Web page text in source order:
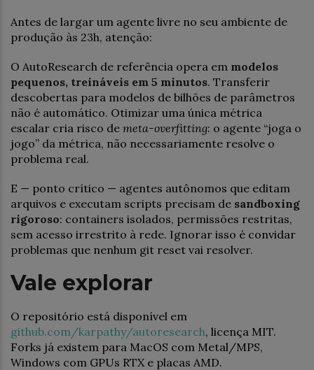
Antes de largar um agente livre no seu ambiente de
produção às 23h, atenção:
O AutoResearch de referência opera em modelos
pequenos, treináveis em 5 minutos. Transferir
descobertas para modelos de bilhões de parâmetros
não é automático. Otimizar uma única métrica
escalar cria risco de meta-overfitting: o agente “joga o
jogo” da métrica, não necessariamente resolve o
problema real.
E — ponto crítico — agentes autônomos que editam
arquivos e executam scripts precisam de sandboxing
rigoroso: containers isolados, permissões restritas,
sem acesso irrestrito à rede. Ignorar isso é convidar
problemas que nenhum git reset vai resolver.
Vale explorar
O repositório está disponível em
github.com/karpathy/autoresearch, licença MIT.
Forks já existem para MacOS com Metal/MPS,
Windows com GPUs RTX e placas AMD.